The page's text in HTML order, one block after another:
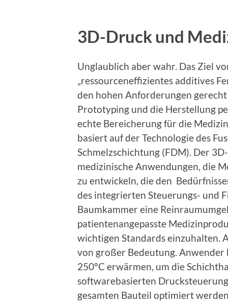
3D-Druck und
Unglaublich aber wahr. Das Ziel
„ressourceneffizientes additives
den hohen Anforderungen
Prototyping und die Herstellung
echte Bereicherung für die
basiert auf der Technologie des
Schmelzschichtung (FDM). Der
medizinische Anwendungen, die
zu entwickeln, die den
des integrierten Steuerungs- und
Baumkammer eine
patientenangepasste
wichtigen Standards einzuhalten.
von großer Bedeutung. Anwender
250°C erwärmen, um die
softwarebasierten
gesamten Bauteil optimiert